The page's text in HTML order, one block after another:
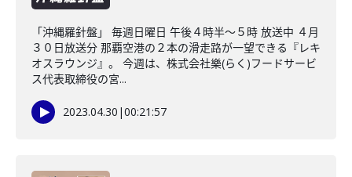
「沖縄羅針盤」 毎週日曜日 午後４時半～５時 放送中 ４月
３０日放送分 那覇空港の２本の滑走路が一望できる『レキ
オスラウンジ』。 今週は、株式会社樂(らく)フードサービ
ス代表取締役の宮...
2023.04.30 |00:21:57